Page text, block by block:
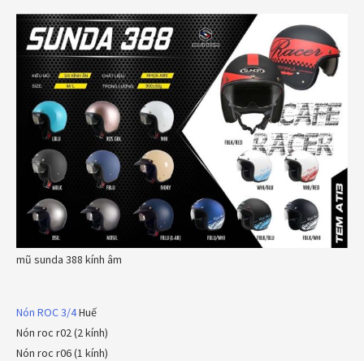
mũ sunda 388 kính âm
Nón ROC 3/4Huế
Nón roc r02 (2 kính)
Nón roc r06 (1 kính)